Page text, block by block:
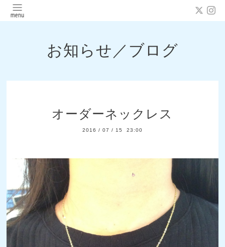
お知らせ／ブログ
オーダーネックレス
2016 / 07 / 15 23:00